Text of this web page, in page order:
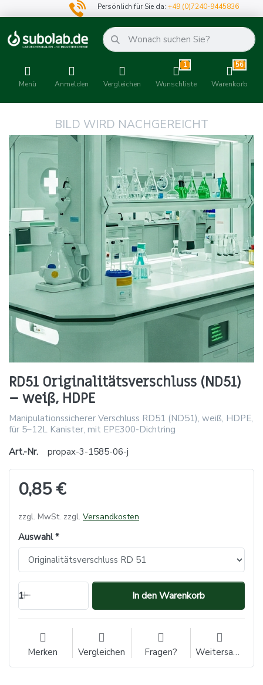
Persönlich für Sie da:+49 (0)7240-9445836
Menü Anmelden Vergleichen
1
Wunschliste
56
Warenkorb
RD51 Originalitätsverschluss (ND51)
– weiß, HDPE
Manipulationssicherer Verschluss RD51 (ND51), weiß, HDPE,
für 5–12L Kanister, mit EPE300-Dichtring
Art.-Nr.
propax-3-1585-06-j
0,85 €
zzgl. MwSt. zzgl. Versandkosten
Auswahl
1 In den Warenkorb
Merken Vergleichen Fragen? Weitersagen